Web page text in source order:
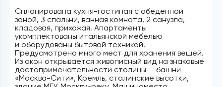
Спланирована кухня-гостиная с обеденной
зоной, 3 спальни, ванная комната, 2 санузла,
кладовая, прихожая. Апартаменты
укомплектованы итальянской мебелью
и оборудованы бытовой техникой.
Предусмотрено много мест для хранения вещей.
Из окон открывается живописный вид на знаковые
достопримечательности столицы — башни
«Москва-Сити», Кремль, сталинские высотки,